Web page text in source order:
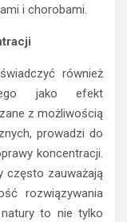
i chorobami.
również
jako efekt
z możliwością
prowadzi do
koncentracji.
często zauważają
rozwiązywania
natury to nie tylko